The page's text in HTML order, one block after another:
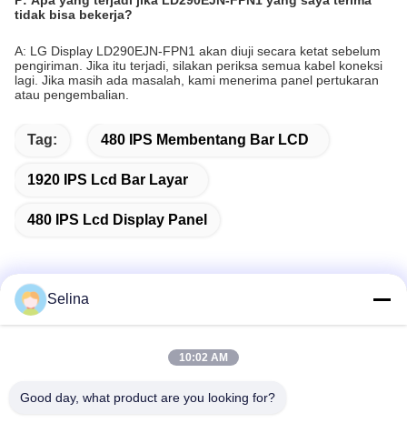
tidak bisa bekerja?
A: LG Display LD290EJN-FPN1 akan diuji secara ketat sebelum
pengiriman. Jika itu terjadi, silakan periksa semua kabel koneksi
lagi. Jika masih ada masalah, kami menerima panel pertukaran
atau pengembalian.
Tag: 480 IPS Membentang Bar LCD
1920 IPS Lcd Bar Layar
480 IPS Lcd Display Panel
Gedung A, Gedung VERSINO, Distrik Baru Longhua,
Selina
10:02 AM
Good day, what product are you looking for?